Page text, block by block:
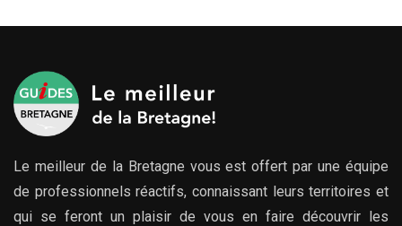
Le meilleur de la Bretagne vous est offert par une équipe
de professionnels réactifs, connaissant leurs territoires et
qui se feront un plaisir de vous en faire découvrir les